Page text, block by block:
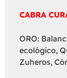
CABRA
ORO:
ecológico,
Zuheros,